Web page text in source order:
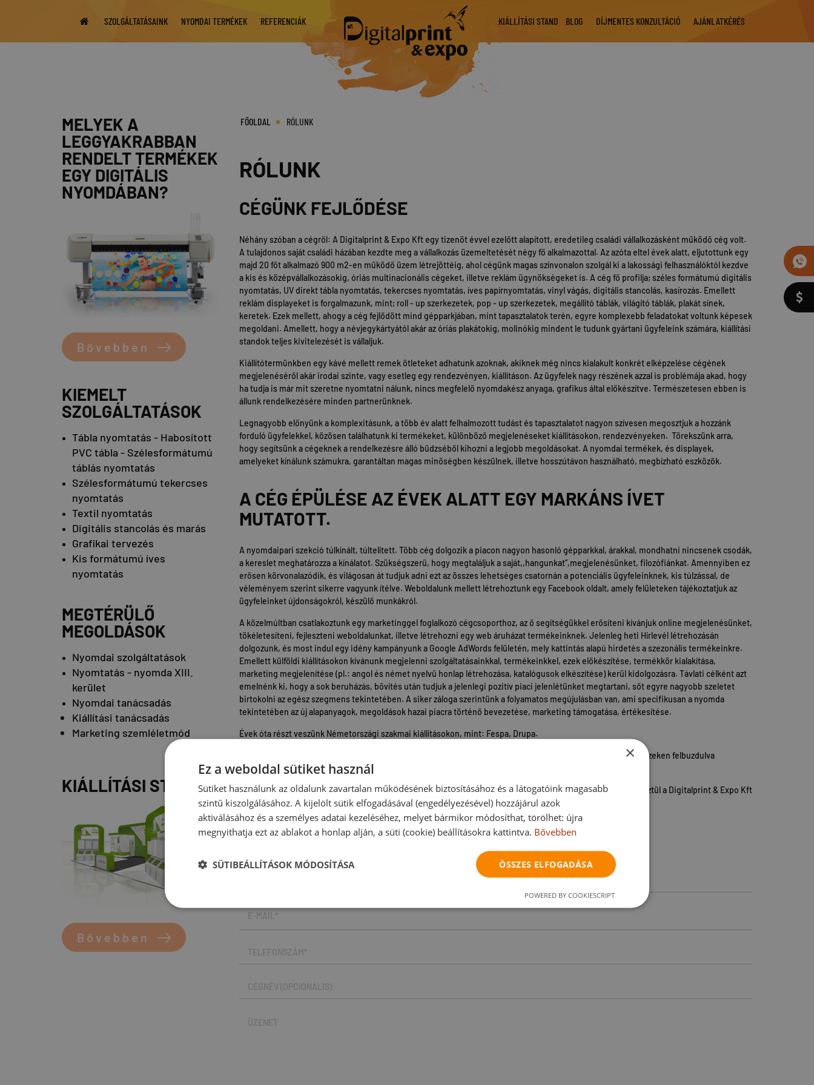
SZOLGÁLTATÁSAINK NYOMDAI TERMÉKEK REFERENCIÁK KIÁLLÍTÁSI STAND BLOG DÍJMENTES KONZULTÁCIÓ AJÁNLATKÉRÉS
FŐOLDAL RÓLUNK
MELYEK A
LEGGYAKRABBAN
RENDELT TERMÉKEK
EGY DIGITÁLIS
NYOMDÁBAN?
Bővebben
KIEMELT
SZOLGÁLTATÁSOK
Tábla nyomtatás - Habosított
PVC tábla - Szélesformátumú
táblás nyomtatás
Szélesformátumú tekercses
nyomtatás
Textil nyomtatás
Digitális stancolás és marás
Grafikai tervezés
Kis formátumú íves
nyomtatás
MEGTÉRÜLŐ
MEGOLDÁSOK
Nyomdai szolgáltatások
Nyomtatás - nyomda XIII.
kerület
Nyomdai tanácsadás
Kiállítási tanácsadás
Marketing szemléletmód
KIÁLLÍTÁSI STAND
Bővebben
RÓLUNK
CÉGÜNK FEJLŐDÉSE
Néhány szóban a cégről: A Digitalprint & Expo Kft egy tizenöt évvel ezelőtt alapított, eredetileg családi vállalkozásként működő cég volt.
A tulajdonos saját családi házában kezdte meg a vállalkozás üzemeltetését négy fő alkalmazottal. Az azóta eltel évek alatt, eljutottunk egy
majd 20 főt alkalmazó 900 m2-en működő üzem létrejöttéig, ahol cégünk magas színvonalon szolgál ki a lakossági felhasználóktól kezdve
a kis és középvállalkozásokig, óriás multinacionális cégeket, illetve reklám ügynökségeket is. A cég fő profilja; széles formátumú digitális
nyomtatás, UV direkt tábla nyomtatás, tekercses nyomtatás, íves papírnyomtatás, vinyl vágás, digitális stancolás, kasírozás. Emellett
reklám displayeket is forgalmazunk, mint; roll - up szerkezetek, pop - up szerkezetek, megállító táblák, világító táblák, plakát sínek,
keretek. Ezek mellett, ahogy a cég fejlődött mind gépparkjában, mint tapasztalatok terén, egyre komplexebb feladatokat voltunk képesek
megoldani. Amellett, hogy a névjegykártyától akár az óriás plakátokig, molinókig mindent le tudunk gyártani ügyfeleink számára, kiállítási
standok teljes kivitelezését is vállaljuk.
Kiállítótermünkben egy kávé mellett remek ötleteket adhatunk azoknak, akiknek még nincs kialakult konkrét elképzelése cégének
megjelenéséről akár irodai szinte, vagy esetleg egy rendezvényen, kiállításon. Az ügyfelek nagy részének azzal is problémája akad, hogy
ha tudja is már mit szeretne nyomtatni nálunk, nincs megfelelő nyomdakész anyaga, grafikus által előkészítve. Természetesen ebben is
állunk rendelkezésére minden partnerünknek.
Legnagyobb előnyünk a komplexitásunk, a több év alatt felhalmozott tudást és tapasztalatot nagyon szívesen megosztjuk a hozzánk
forduló ügyfelekkel, közösen találhatunk ki termékeket, különböző megjelenéseket kiállításokon, rendezvényeken. Törekszünk arra,
hogy segítsünk a cégeknek a rendelkezésre álló büdzséből kihozni a legjobb megoldásokat. A nyomdai termékek, és displayek,
amelyeket kínálunk számukra, garantáltan magas minőségben készülnek, illetve hosszútávon használható, megbízható eszközök.
A CÉG ÉPÜLÉSE AZ ÉVEK ALATT EGY MARKÁNS ÍVET
MUTATOTT.
A nyomdaipari szekció túlkínált, túltelített. Több cég dolgozik a piacon nagyon hasonló gépparkkal, árakkal, mondhatni nincsenek csodák,
a kereslet meghatározza a kínálatot. Szükségszerű, hogy megtaláljuk a saját,,hangunkat”,megjelenésünket, filozófiánkat. Amennyiben ez
erősen körvonalazódik, és világosan át tudjuk adni ezt az összes lehetséges csatornán a potenciális ügyfeleinknek, kis túlzással, de
véleményem szerint sikerre vagyunk ítélve. Weboldalunk mellett létrehoztunk egy Facebook oldalt, amely felületeken tájékoztatjuk az
ügyfeleinket újdonságokról, készülő munkákról.
A közelmúltban csatlakoztunk egy marketinggel foglalkozó cégcsoporthoz, az ő segítségükkel erősíteni kívánjuk online megjelenésünket,
tökéletesíteni, fejleszteni weboldalunkat, illetve létrehozni egy web áruházat termékeinknek. Jelenleg heti Hírlevél létrehozásán
dolgozunk, és most indul egy idény kampányunk a Google AdWords felületén, mely kattintás alapú hirdetés a szezonális termékeinkre.
Emellett külföldi kiállításokon kívánunk megjelenni szolgáltatásainkkal, termékeinkkel, ezek előkészítése, termékkör kialakítása,
marketing megjelenítése (pl.: angol és német nyelvű honlap létrehozása, katalógusok elkészítése) kerül kidolgozásra. Távlati célként azt
emelnénk ki, hogy a sok beruházás, bővítés után tudjuk a jelenlegi pozitív piaci jelenlétünket megtartani, sőt egyre nagyobb szeletet
birtokolni az egész szegmens tekintetében. A siker záloga szerintünk a folyamatos megújulásban van, ami specifikusan a nyomda
tekintetében az új alapanyagok, megoldások hazai piacra történő bevezetése, marketing támogatása, értékesítése.
Évek óta részt veszünk Németországi szakmai kiállításokon, mint: Fespa, Drupa.
A gépbeszerzéseinket, alapanyag választásainkat nagyban befolyásolták az itt látott és hallott tapasztalatok. Ezeken felbuzdulva
szeretnénk nyitni a külföldi piac felé a megszerzett sokrétű tapasztalatokat felhasználva, kamatoztatva.
Remélhetőleg a következő hónapokban sikerrel tudjuk zárni ezeket a kitűzött célokat, és még sok éven keresztül a Digitalprint & Expo Kft
jelentős részvevője lesz a magyarországi digitális nyomdai piacnak.
×
Ez a weboldal sütiket használ
Sütiket használunk az oldalunk zavartalan működésének biztosításához és a látogatóink magasabb
szintű kiszolgálásához. A kijelölt sütik elfogadásával (engedélyezésével) hozzájárul azok
aktiválásához és a személyes adatai kezeléséhez, melyet bármikor módosíthat, törölhet: újra
megnyithatja ezt az ablakot a honlap alján, a süti (cookie) beállításokra kattintva. Bővebben
ÖSSZES ELFOGADÁSA
SÜTIBEÁLLÍTÁSOK MÓDOSÍTÁSA
POWERED BY COOKIESCRIPT